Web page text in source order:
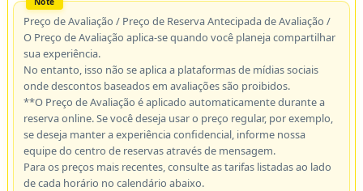
Preço de Avaliação / Preço de Reserva Antecipada de Avaliação /
O Preço de Avaliação aplica-se quando você planeja compartilhar
sua experiência.
No entanto, isso não se aplica a plataformas de mídias sociais
onde descontos baseados em avaliações são proibidos.
**O Preço de Avaliação é aplicado automaticamente durante a
reserva online. Se você deseja usar o preço regular, por exemplo,
se deseja manter a experiência confidencial, informe nossa
equipe do centro de reservas através de mensagem.
Para os preços mais recentes, consulte as tarifas listadas ao lado
de cada horário no calendário abaixo.